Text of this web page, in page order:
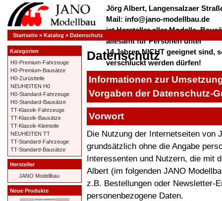
Jörg Albert, Langensalzaer
Mail: info@jano-modellbau.de
ist Hersteller aller Modelle,
allesamt für Personen unter
14 Jahren NICHT geeignet sind,
verschluckt werden dürfen!
*************** Herzlich
***************
Startseite » Katalog » Datenschutz
Datenschutz
Informationen zur
Vorgaben der Datenschutz-
Vorwort
Die Nutzung der Internetseiten von
grundsätzlich ohne die Angabe
Interessenten und Nutzern, die mit
Albert (im folgenden JANO
z.B. Bestellungen oder Newsletter-
personenbezogene Daten.
Kategorien
H0-Premium-Fahrzeuge
H0-Premium-Bausätze
H0-Zurüstteile
NEUHEITEN H0
H0-Standard-Fahrzeuge
H0-Standard-Bausätze
TT-Klassik-Fahrzeuge
TT-Klassik-Bausätze
TT-Klassik-Kleinteile
NEUHEITEN TT
TT-Standard-Fahrzeuge
TT-Standard-Bausätze
Hersteller
JANO Modellbau
Neue Produkte